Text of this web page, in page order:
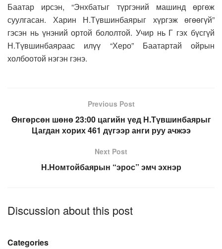
Баатар ирсэн, “Энхбатыг түргэний машинд өргөж
суулгасан. Харин Н.Түвшинбаярыг хүргэж өгөөгүй”
гэсэн нь үнэний ортой бололтой. Учир нь Г гэх бүсгүй
Н.Түвшинбаяраас илүү “Херо” Баатартай ойрын
холбоотой нэгэн гэнэ.
Previous Post
Өнгөрсөн шөнө 23:00 цагийн үед Н.Түвшинбаярыг
Цагдан хорих 461 дүгээр анги руу ачжээ
Next Post
Н.Номтойбаярын “эрос” эмч эхнэр
Discussion about this post
Categories